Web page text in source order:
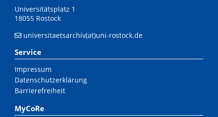
Universitätsplatz 1
18055 Rostock
universitaetsarchiv(at)uni-rostock.de
Service
Impressum
Datenschutzerklärung
Barrierefreiheit
MyCoRe